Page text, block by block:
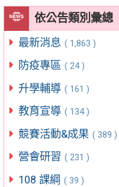
依公告類別彙總
最新消息 ( 1,863 )
防疫專區 ( 24 )
升學輔導 ( 161 )
教育宣導 ( 134 )
競賽活動&成果 ( 389 )
營會研習 ( 231 )
108 課綱 ( 39 )